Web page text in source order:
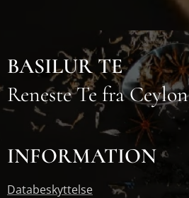
BASILUR TE
Reneste Te fra Ceylon
INFORMATION
Databeskyttelse